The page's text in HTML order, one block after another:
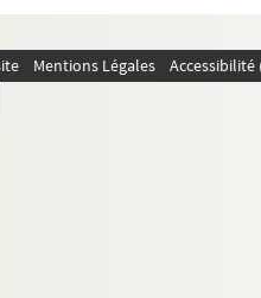
Mentions Légales